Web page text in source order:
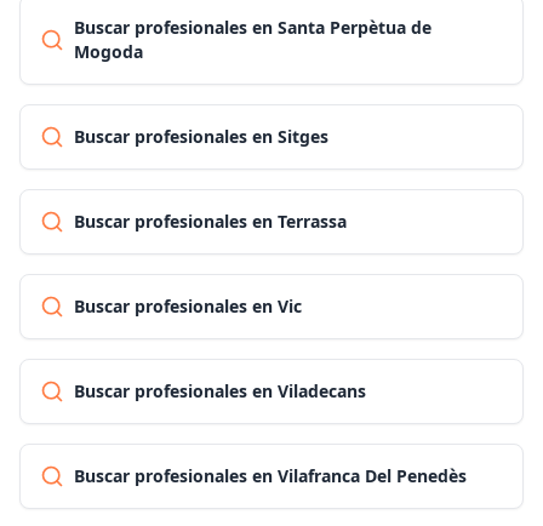
Buscar profesionales en Santa Perpètua de
Mogoda
Buscar profesionales en Sitges
Buscar profesionales en Terrassa
Buscar profesionales en Vic
Buscar profesionales en Viladecans
Buscar profesionales en Vilafranca Del Penedès